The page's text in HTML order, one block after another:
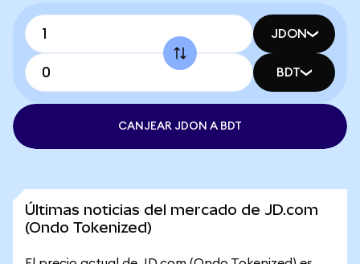
JDON
BDT
CANJEAR JDON A BDT
Últimas noticias del mercado de JD.com
(Ondo Tokenized)